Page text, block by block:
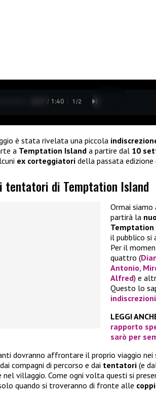
0:28 / 1:40 1 /2
è stata rivelata una piccola
a Temptation Island a partire dal 10
ex corteggiatori della passata edizione
tentatori di Temptation Island
Ormai
partirà la
Temptation
il pubblico si
Per il
quattro (
Antonio,
Alfred) e
Questo lo
indiscrezioni
LEGGI
rapporto
sarò per
dovranno affrontare il proprio viaggio nei
compagni di percorso e dai tentatori (e
nel villaggio. Come ogni volta questi si
quando si troveranno di fronte alle